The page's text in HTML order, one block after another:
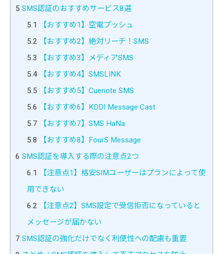
5 SMS認証のおすすめサービス8選
5.1
【おすすめ1】空電プッシュ
5.2 【おすすめ2】絶対リーチ！SMS
5.3 【おすすめ3】メディアSMS
5.4【おすすめ4】SMSLINK
5.5 【おすすめ5】Cuenote SMS
5.6 【おすすめ6】KDDI Message Cast
5.7 【おすすめ7】SMS HaNa
5.8 【おすすめ8】FourS Message
6 SMS認証を導入する際の注意点2つ
6.1
【注意点1】格安SIMユーザーはプランによって使
用できない
6.2 【注意点2】SMS設定で受信拒否になっていると
メッセージが届かない
7 SMS認証の強化だけでなく利便性への配慮も重要